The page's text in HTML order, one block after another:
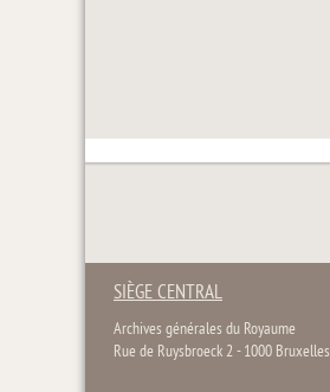
SIÈGE CENTRAL
Archives générales du Royaume
Rue de Ruysbroeck 2 - 1000 Bruxelles